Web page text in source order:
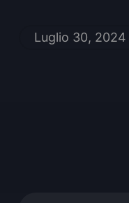
Luglio 30, 2024